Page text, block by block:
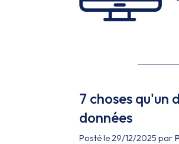
7 choses qu'un
données
Posté le 29/12/2025 par